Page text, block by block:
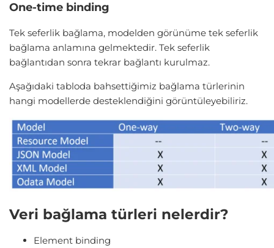
One-time binding
Tek seferlik bağlama, modelden görünüme tek seferlik
bağlama anlamına gelmektedir. Tek seferlik
bağlantıdan sonra tekrar bağlantı kurulmaz.
Aşağıdaki tabloda bahsettiğimiz bağlama türlerinin
hangi modellerde desteklendiğini görüntüleyebiliriz.
Veri bağlama türleri nelerdir?
Element binding